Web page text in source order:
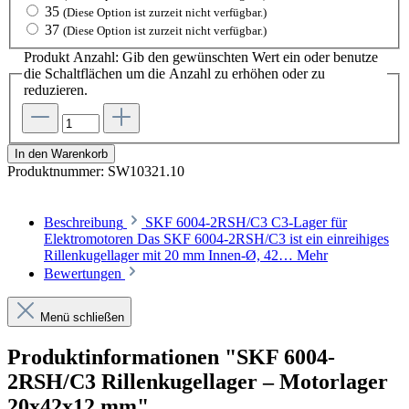
35 (Diese Option ist zurzeit nicht verfügbar.)
37 (Diese Option ist zurzeit nicht verfügbar.)
Produkt Anzahl: Gib den gewünschten Wert ein oder benutze
die Schaltflächen um die Anzahl zu erhöhen oder zu
reduzieren.
In den Warenkorb
Produktnummer: SW10321.10
Beschreibung
SKF 6004-2RSH/C3 C3-Lager für
Elektromotoren Das SKF 6004-2RSH/C3 ist ein einreihiges
Rillenkugellager mit 20 mm Innen-Ø, 42… Mehr
Bewertungen
Menü schließen
Produktinformationen "SKF 6004-
2RSH/C3 Rillenkugellager – Motorlager